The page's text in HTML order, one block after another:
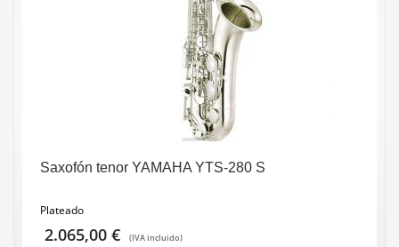
Saxofón tenor YAMAHA YTS-280 S
Plateado
2.065,00 € (IVA incluido)